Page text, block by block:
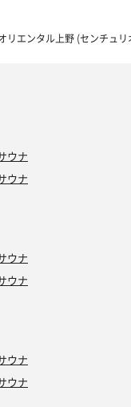
リエンタル上野 (センチュ
ウナ
ウナ
ウナ
ウナ
ウナ
ウナ